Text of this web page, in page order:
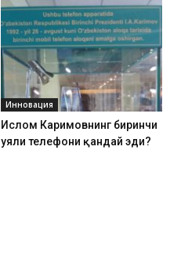
Инновация
Ислом Каримовнинг биринчи
уяли телефони қандай эди?